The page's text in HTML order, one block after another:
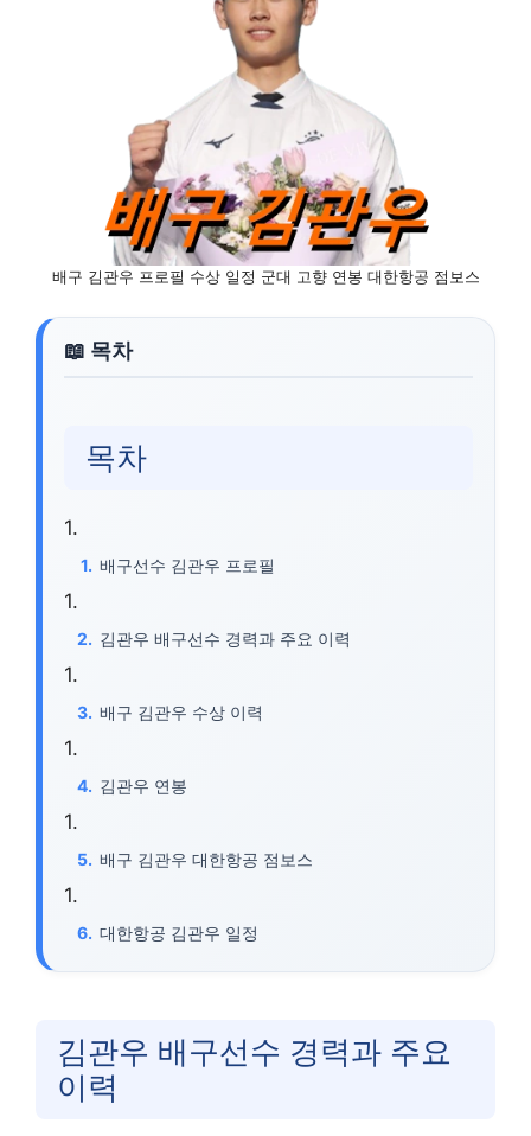
배구 김관우 프로필 수상 일정 군대 고향 연봉 대한항공 점보스
목차
배구선수 김관우 프로필
김관우 배구선수 경력과 주요 이력
배구 김관우 수상 이력
김관우 연봉
배구 김관우 대한항공 점보스
대한항공 김관우 일정
김관우 배구선수 경력과 주요
이력